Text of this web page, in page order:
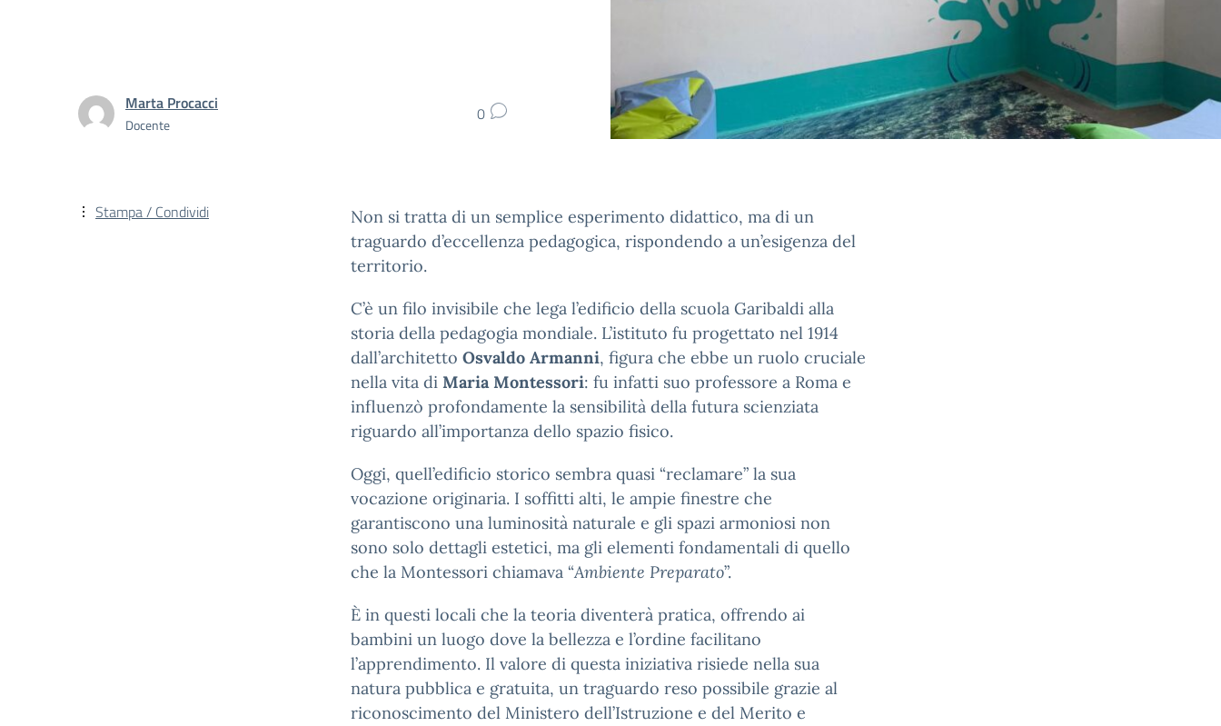
Marta Procacci
Docente 0
Non si tratta di un semplice esperimento didattico, ma di un
traguardo d’eccellenza pedagogica, rispondendo a un’esigenza del
territorio.
C’è un filo invisibile che lega l’edificio della scuola Garibaldi alla
storia della pedagogia mondiale. L’istituto fu progettato nel 1914
dall’architetto Osvaldo Armanni, figura che ebbe un ruolo cruciale
nella vita di Maria Montessori: fu infatti suo professore a Roma e
influenzò profondamente la sensibilità della futura scienziata
riguardo all’importanza dello spazio fisico.
Oggi, quell’edificio storico sembra quasi “reclamare” la sua
vocazione originaria. I soffitti alti, le ampie finestre che
garantiscono una luminosità naturale e gli spazi armoniosi non
sono solo dettagli estetici, ma gli elementi fondamentali di quello
che la Montessori chiamava “Ambiente Preparato”.
È in questi locali che la teoria diventerà pratica, offrendo ai
bambini un luogo dove la bellezza e l’ordine facilitano
l’apprendimento. Il valore di questa iniziativa risiede nella sua
natura pubblica e gratuita, un traguardo reso possibile grazie al
riconoscimento del Ministero dell’Istruzione e del Merito e
Stampa / Condividi